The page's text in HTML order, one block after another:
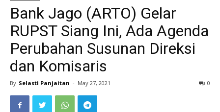
Bank Jago (ARTO) Gelar
RUPST Siang Ini, Ada Agenda
Perubahan Susunan Direksi
dan Komisaris
By Selasti Panjaitan - May 27, 2021 0